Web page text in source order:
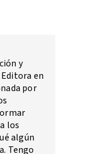
y
en
por
los
algún
Tengo